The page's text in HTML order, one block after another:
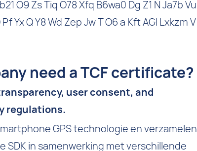
need a TCF certificate?
user consent, and
regulations.
GPS technologie en verzamelen
in samenwerking met verschillende